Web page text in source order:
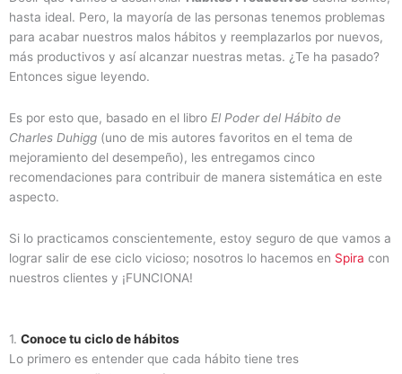
hasta ideal. Pero, la mayoría de las personas tenemos problemas
para acabar nuestros malos hábitos y reemplazarlos por nuevos,
más productivos y así alcanzar nuestras metas. ¿Te ha pasado?
Entonces sigue leyendo.
Es por esto que, basado en el libro El Poder del Hábito de
Charles Duhigg (uno de mis autores favoritos en el tema de
mejoramiento del desempeño), les entregamos cinco
recomendaciones para contribuir de manera sistemática en este
aspecto.
Si lo practicamos conscientemente, estoy seguro de que vamos a
lograr salir de ese ciclo vicioso; nosotros lo hacemos en Spira con
nuestros clientes y ¡FUNCIONA!
1. Conoce tu ciclo de hábitos
Lo primero es entender que cada hábito tiene tres